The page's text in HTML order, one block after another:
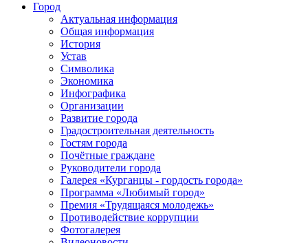
Город
Актуальная информация
Общая информация
История
Устав
Символика
Экономика
Инфографика
Организации
Развитие города
Градостроительная деятельность
Гостям города
Почётные граждане
Руководители города
Галерея «Курганцы - гордость города»
Программа «Любимый город»
Премия «Трудящаяся молодежь»
Противодействие коррупции
Фотогалерея